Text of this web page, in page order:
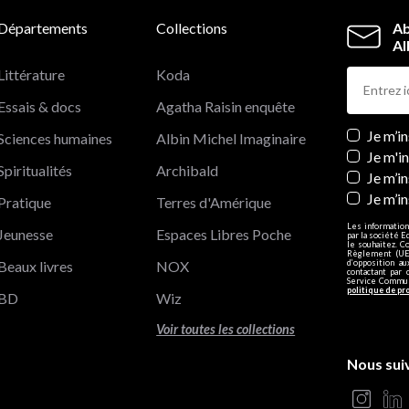
Je
Je
Je
Je
Les
par la société
le souhaitez.
Règlement
d’opposition
contactant par
Service
politique de
& docs
humaines
Jeunesse
livres
Collections
Koda
Agatha Raisin enquête
Albin Michel Imaginaire
Archibald
Terres d'Amérique
Espaces Libres Poche
NOX
Wiz
Voir toutes les collections
Nous